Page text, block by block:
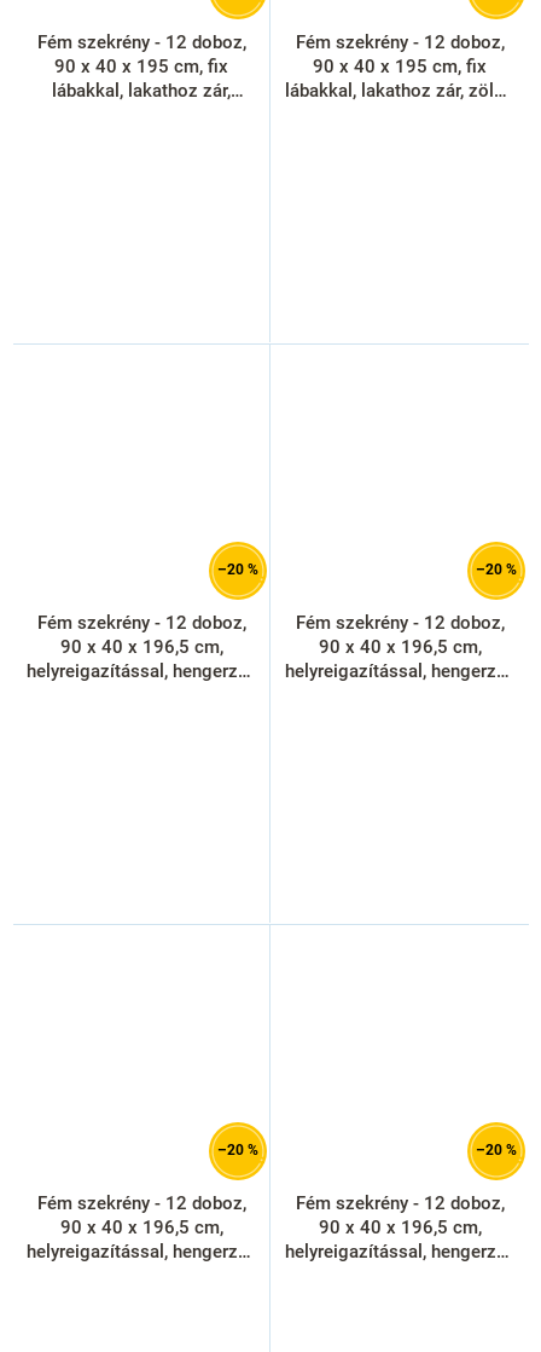
Fém szekrény - 12 doboz,
90 x 40 x 195 cm, fix
lábakkal, lakathoz zár,
Fém szekrény - 12 doboz,
90 x 40 x 195 cm, fix
lábakkal, lakathoz zár, zöld -
–20 %
Fém szekrény - 12 doboz,
90 x 40 x 196,5 cm,
helyreigazítással, hengerzár,
–20 %
Fém szekrény - 12 doboz,
90 x 40 x 196,5 cm,
helyreigazítással, hengerzár,
–20 %
Fém szekrény - 12 doboz,
90 x 40 x 196,5 cm,
helyreigazítással, hengerzár,
–20 %
Fém szekrény - 12 doboz,
90 x 40 x 196,5 cm,
helyreigazítással, hengerzár,